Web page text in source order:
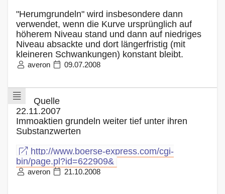
"Herumgrundeln" wird insbesondere dann
verwendet, wenn die Kurve ursprünglich auf
höherem Niveau stand und dann auf niedriges
Niveau absackte und dort längerfristig (mit
kleineren Schwankungen) konstant bleibt.
averon 09.07.2008
Quelle
22.11.2007
Immoaktien grundeln weiter tief unter ihren
Substanzwerten
http://www.boerse-express.com/cgi-
bin/page.pl?id=622909&
averon 21.10.2008